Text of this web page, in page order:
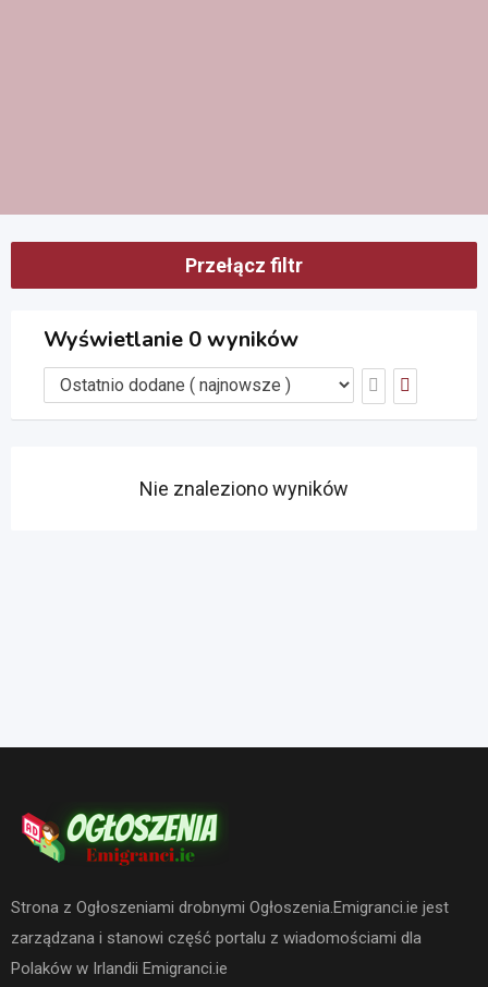
Przełącz filtr
Wyświetlanie 0 wyników
Nie znaleziono wyników
Strona z Ogłoszeniami drobnymi Ogłoszenia.Emigranci.ie jest
zarządzana i stanowi część portalu z wiadomościami dla
Polaków w Irlandii Emigranci.ie